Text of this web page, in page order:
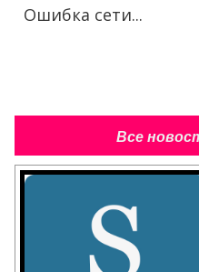
Ошибка сети...
Все